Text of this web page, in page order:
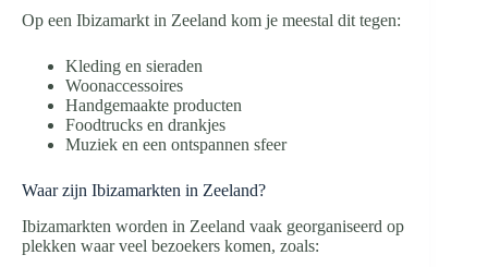
Op een Ibizamarkt in Zeeland kom je meestal dit tegen:
Kleding en sieraden
Woonaccessoires
Handgemaakte producten
Foodtrucks en drankjes
Muziek en een ontspannen sfeer
Waar zijn Ibizamarkten in Zeeland?
Ibizamarkten worden in Zeeland vaak georganiseerd op
plekken waar veel bezoekers komen, zoals: